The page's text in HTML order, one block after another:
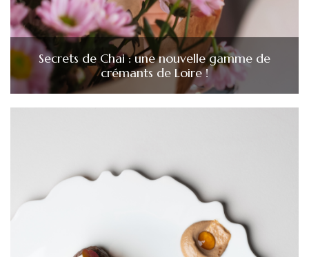
Secrets de Chai : une nouvelle gamme de
crémants de Loire !